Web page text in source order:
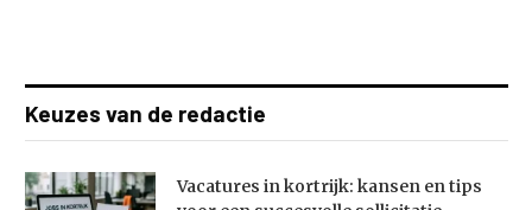
Keuzes van de redactie
Vacatures in kortrijk: kansen en tips